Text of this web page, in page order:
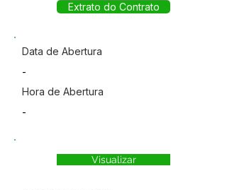
Extrato do Contrato
Data de Abertura
-
Hora de Abertura
-
Visualizar